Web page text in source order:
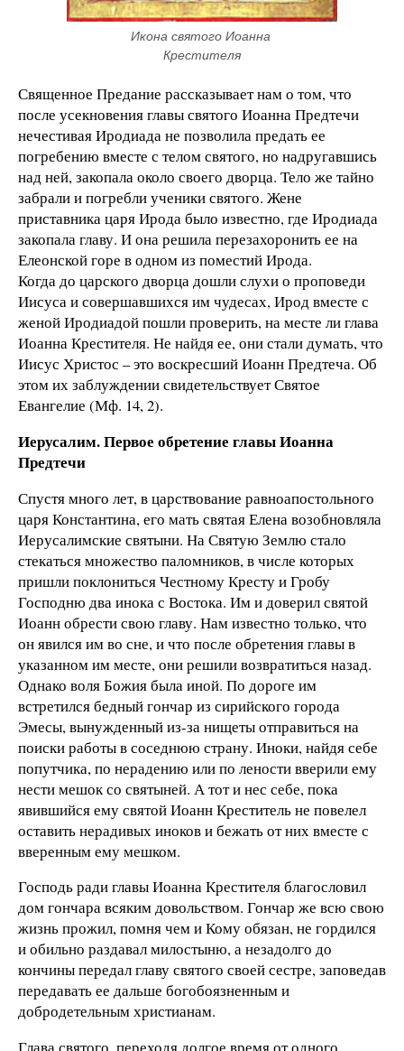
Икона святого Иоанна
Крестителя
Священное Предание рассказывает нам о том, что
после усекновения главы святого Иоанна Предтечи
нечестивая Иродиада не позволила предать ее
погребению вместе с телом святого, но надругавшись
над ней, закопала около своего дворца. Тело же тайно
забрали и погребли ученики святого. Жене
приставника царя Ирода было известно, где Иродиада
закопала главу. И она решила перезахоронить ее на
Елеонской горе в одном из поместий Ирода.
Когда до царского дворца дошли слухи о проповеди
Иисуса и совершавшихся им чудесах, Ирод вместе с
женой Иродиадой пошли проверить, на месте ли глава
Иоанна Крестителя. Не найдя ее, они стали думать, что
Иисус Христос – это воскресший Иоанн Предтеча. Об
этом их заблуждении свидетельствует Святое
Евангелие (Мф. 14, 2).
Иерусалим. Первое обретение главы Иоанна
Предтечи
Спустя много лет, в царствование равноапостольного
царя Константина, его мать святая Елена возобновляла
Иерусалимские святыни. На Святую Землю стало
стекаться множество паломников, в числе которых
пришли поклониться Честному Кресту и Гробу
Господню два инока с Востока. Им и доверил святой
Иоанн обрести свою главу. Нам известно только, что
он явился им во сне, и что после обретения главы в
указанном им месте, они решили возвратиться назад.
Однако воля Божия была иной. По дороге им
встретился бедный гончар из сирийского города
Эмесы, вынужденный из-за нищеты отправиться на
поиски работы в соседнюю страну. Иноки, найдя себе
попутчика, по нерадению или по лености вверили ему
нести мешок со святыней. А тот и нес себе, пока
явившийся ему святой Иоанн Креститель не повелел
оставить нерадивых иноков и бежать от них вместе с
вверенным ему мешком.
Господь ради главы Иоанна Крестителя благословил
дом гончара всяким довольством. Гончар же всю свою
жизнь прожил, помня чем и Кому обязан, не гордился
и обильно раздавал милостыню, а незадолго до
кончины передал главу святого своей сестре, заповедав
передавать ее дальше богобоязненным и
добродетельным христианам.